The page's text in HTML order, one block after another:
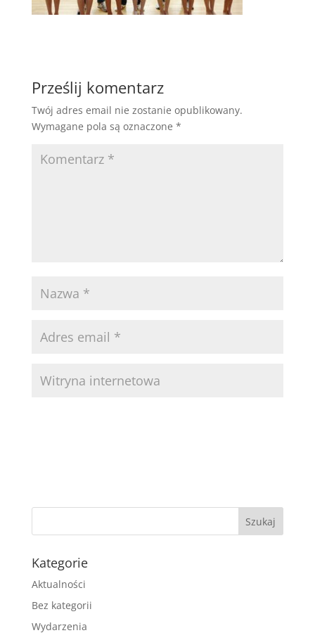
Prześlij komentarz
Twój adres email nie zostanie opublikowany.
Wymagane pola są oznaczone *
Kategorie
Aktualności
Bez kategorii
Wydarzenia